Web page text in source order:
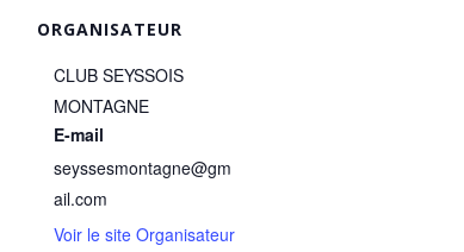
ORGANISATEUR
CLUB SEYSSOIS
MONTAGNE
E-mail
seyssesmontagne@gm
ail.com
Voir le site Organisateur